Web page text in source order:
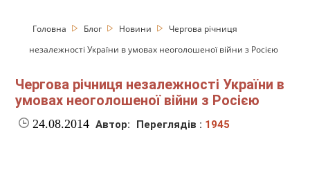
Головна Блог Новини
Чергова річниця
незалежності України в умовах неоголошеної війни з Росією
Чергова річниця незалежності України в
умовах неоголошеної війни з Росією
24.08.2014 Автор: Переглядів : 1945